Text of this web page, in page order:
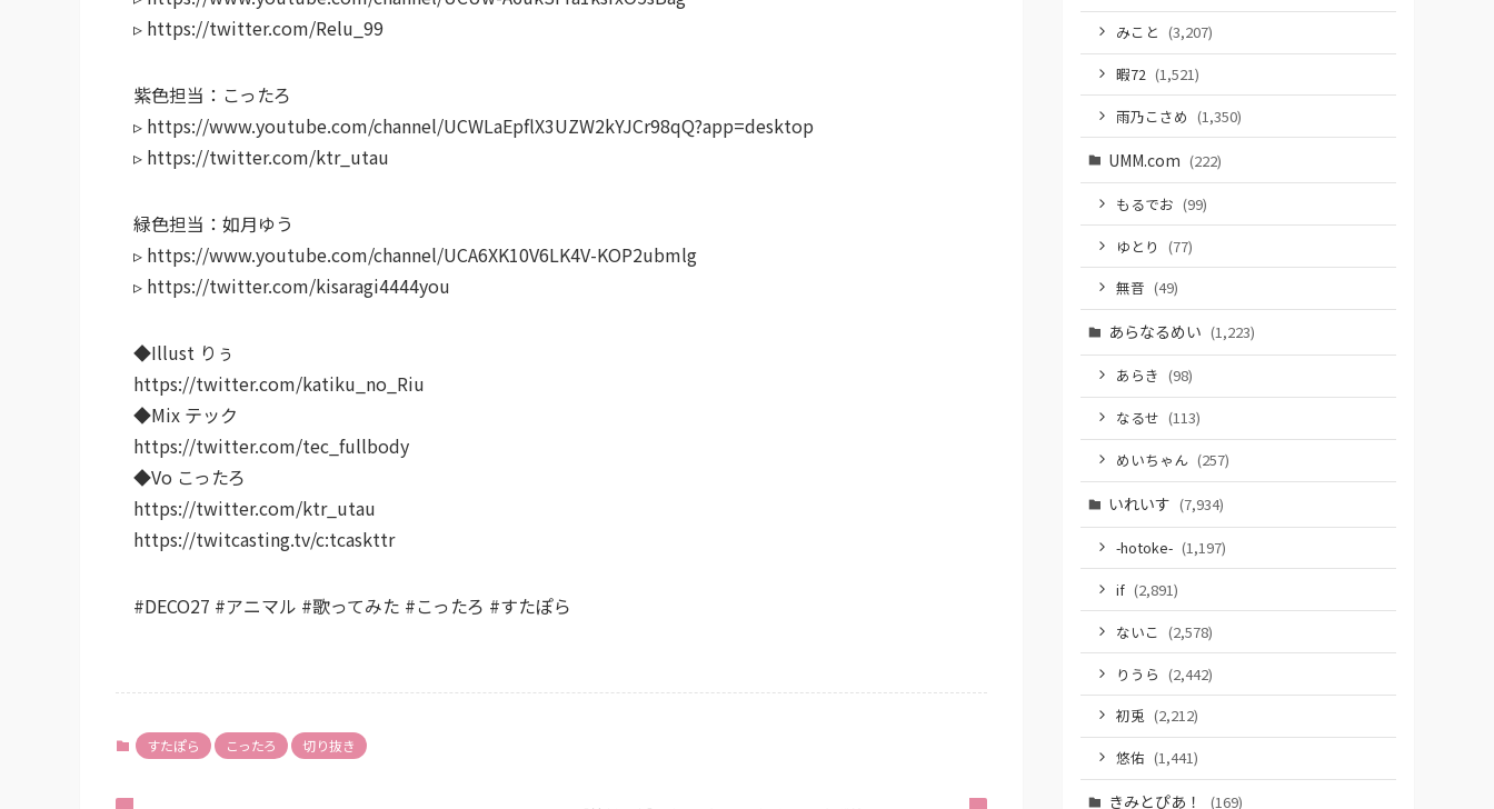
▹ https://twitter.com/Relu_99
紫色担当：こったろ
▹ https://www.youtube.com/channel/UCWLaEpflX3UZW2kYJCr98qQ?app=desktop
▹ https://twitter.com/ktr_utau
緑色担当：如月ゆう
▹ https://www.youtube.com/channel/UCA6XK10V6LK4V-KOP2ubmlg
▹ https://twitter.com/kisaragi4444you
◆Illust りぅ
https://twitter.com/katiku_no_Riu
◆Mix テック
https://twitter.com/tec_fullbody
◆Vo こったろ
https://twitter.com/ktr_utau
https://twitcasting.tv/c:tcaskttr
#DECO27 #アニマル #歌ってみた #こったろ #すたぽら
すたぽら こったろ 切り抜き
みこと (3,207)
暇72 (1,521)
雨乃こさめ (1,350)
UMM.com (222)
もるでお (99)
ゆとり (77)
無音 (49)
あらなるめい (1,223)
あらき (98)
なるせ (113)
めいちゃん (257)
いれいす (7,934)
-hotoke- (1,197)
if (2,891)
ないこ (2,578)
りうら (2,442)
初兎 (2,212)
悠佑 (1,441)
きみとぴあ！ (169)